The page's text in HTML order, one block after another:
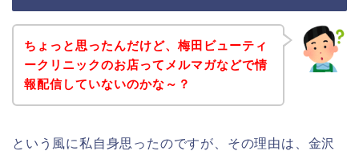
ちょっと思ったんだけど、梅田ビューティ
ークリニックのお店ってメルマガなどで情
報配信していないのかな～？
という風に私自身思ったのですが、その理由は、金沢